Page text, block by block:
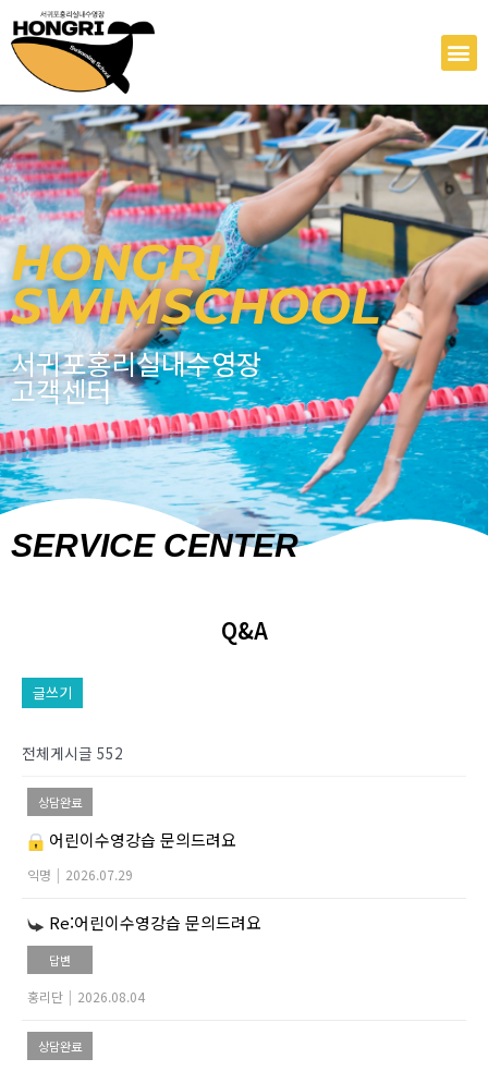
텐
건
너
뛰
기
HONGRI
SWIMSCHOOL
서귀포홍리실내수영장
고객센터
SERVICE CENTER
Q&A
글쓰기
전체게시글 552
상담완료
어린이수영강습 문의드려요
익명 | 2026.07.29
Re:어린이수영강습 문의드려요
답변
홍리단 | 2026.08.04
상담완료